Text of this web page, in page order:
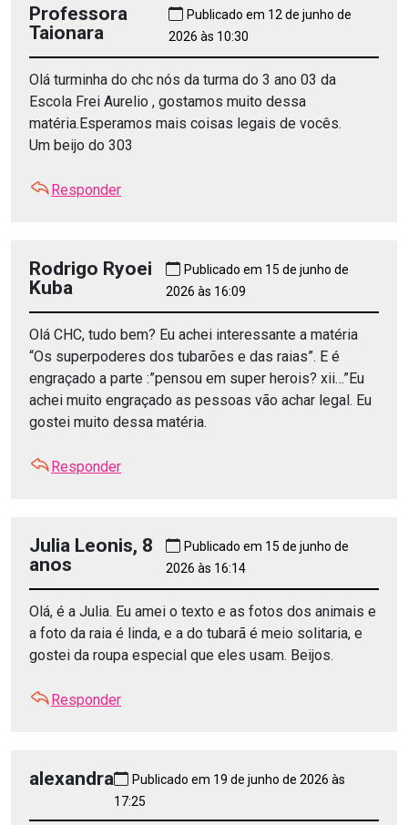
Professora
Taionara
Publicado em 12 de junho de
2026 às 10:30
Olá turminha do chc nós da turma do 3 ano 03 da
Escola Frei Aurelio , gostamos muito dessa
matéria.Esperamos mais coisas legais de vocês.
Um beijo do 303
Responder
Rodrigo Ryoei
Kuba
Publicado em 15 de junho de
2026 às 16:09
Olá CHC, tudo bem? Eu achei interessante a matéria
“Os superpoderes dos tubarões e das raias”. E é
engraçado a parte :”pensou em super herois? xii…”Eu
achei muito engraçado as pessoas vão achar legal. Eu
gostei muito dessa matéria.
Responder
Julia Leonis, 8
anos
Publicado em 15 de junho de
2026 às 16:14
Olá, é a Julia. Eu amei o texto e as fotos dos animais e
a foto da raia é linda, e a do tubarã é meio solitaria, e
gostei da roupa especial que eles usam. Beijos.
Responder
alexandra
Publicado em 19 de junho de 2026 às
17:25